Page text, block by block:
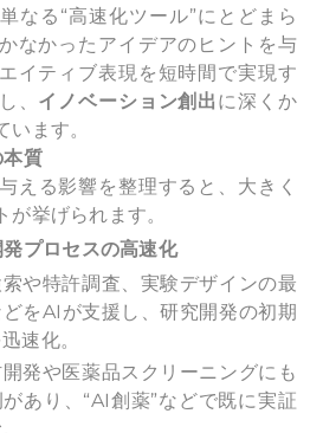
なる“高速化ツール”にとどまら
なかったアイデアのヒントを与
イティブ表現を短時間で実現す
、 イノベーション創出 に深くか
ます。
本質
える影響を整理すると、大きく
挙げられます。
プロセスの高速化
や特許調査、実験デザインの最
をAIが支援し、研究開発の初期
速化。
発や医薬品スクリーニングにも
あり、“AI創薬”などで既に実証